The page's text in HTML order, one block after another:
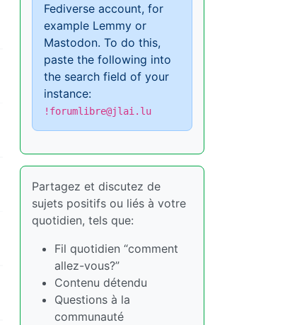
Fediverse account, for
example Lemmy or
Mastodon. To do this,
paste the following into
the search field of your
instance:
!forumlibre@jlai.lu
Partagez et discutez de
sujets positifs ou liés à votre
quotidien, tels que:
Fil quotidien “comment
allez-vous?”
Contenu détendu
Questions à la
communauté